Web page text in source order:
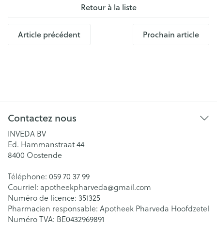
Retour à la liste
Article précédent Prochain article
Contactez nous
INVEDA BV
Ed. Hammanstraat 44
8400 Oostende
Téléphone: 059 70 37 99
Courriel: apotheekpharveda@gmail.com
Numéro de licence: 351325
Pharmacien responsable: Apotheek Pharveda Hoofdzetel
Numéro TVA: BE0432969891